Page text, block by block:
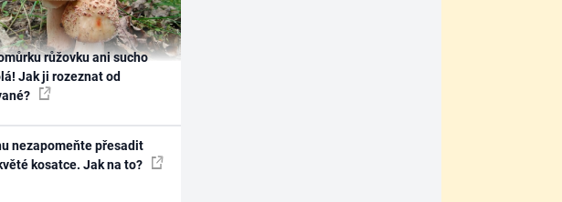
růžovku ani sucho
Jak ji rozeznat od
nezapomeňte přesadit
kosatce. Jak na to?